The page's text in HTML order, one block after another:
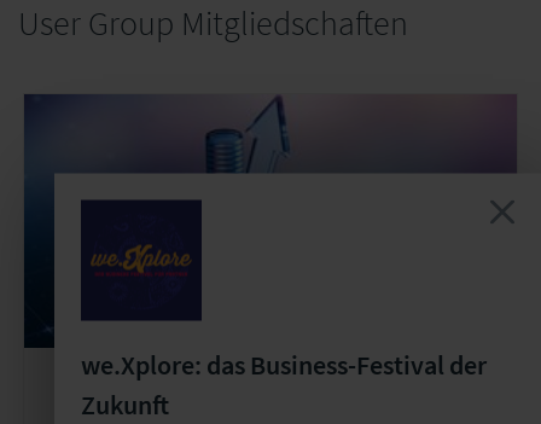
User Group Mitgliedschaften
User Group
we.Xplore: das Business-Festival der
Zukunft